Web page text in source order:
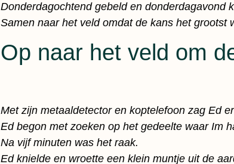
Donderdagochtend gebeld en donderdagavond
Samen naar het veld omdat de kans het grootst
Op naar het veld om
Met zijn metaaldetector en koptelefoon zag Ed
Ed begon met zoeken op het gedeelte waar Im
Na vijf minuten was het raak.
Ed knielde en wroette een klein muntje uit de